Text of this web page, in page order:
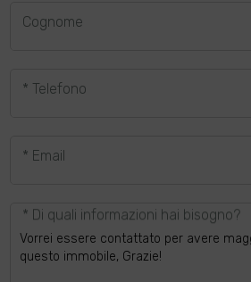
Cognome
* Telefono
* Email
* Di quali informazioni hai bisogno?